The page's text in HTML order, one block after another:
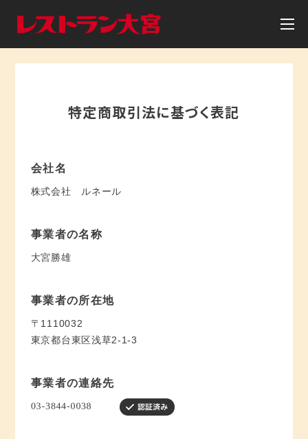
特定商取引法に基づく表記
会社名
株式会社 ルネール
事業者の名称
大宮勝雄
事業者の所在地
〒1110032
東京都台東区浅草2-1-3
事業者の連絡先